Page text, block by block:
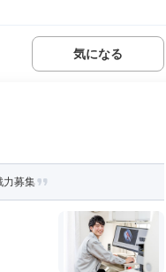
気になる
力募集